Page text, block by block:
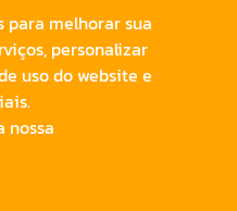
1042
LTDA
para melhorar sua
personalizar
uso do website e
nossa